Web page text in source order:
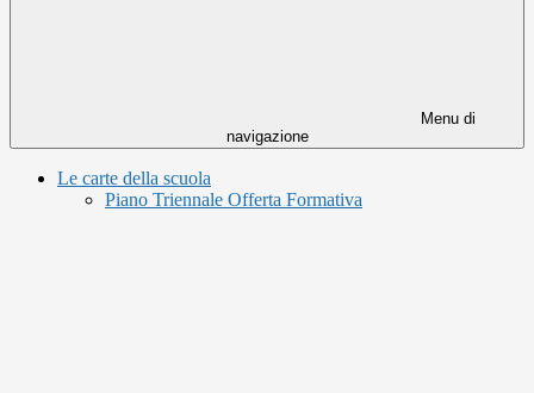
Menu di
navigazione
Le carte della scuola
Piano Triennale Offerta Formativa